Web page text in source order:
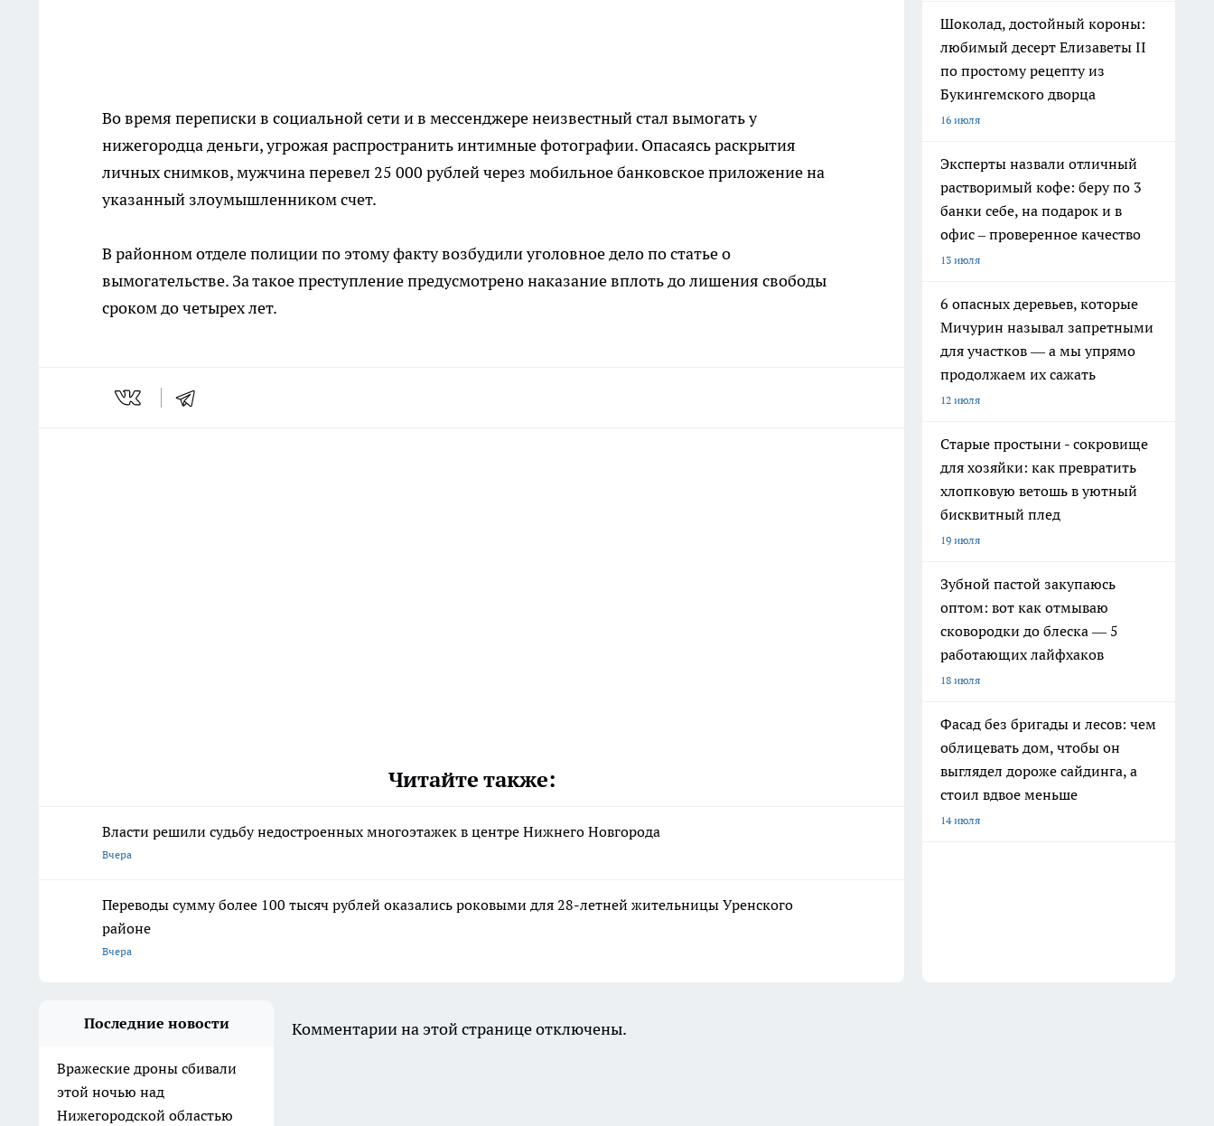
Во время переписки в социальной сети и в мессенджере неизвестный стал вымогать у
нижегородца деньги, угрожая распространить интимные фотографии. Опасаясь раскрытия
личных снимков, мужчина перевел 25 000 рублей через мобильное банковское приложение на
указанный злоумышленником счет.
В районном отделе полиции по этому факту возбудили уголовное дело по статье о
вымогательстве. За такое преступление предусмотрено наказание вплоть до лишения свободы
сроком до четырех лет.
Читайте также:
Власти решили судьбу недостроенных многоэтажек в центре Нижнего Новгорода
Вчера
Переводы сумму более 100 тысяч рублей оказались роковыми для 28-летней жительницы Уренского
районе
Вчера
Шоколад, достойный короны:
любимый десерт Елизаветы II
по простому рецепту из
Букингемского дворца
16 июля
Эксперты назвали отличный
растворимый кофе: беру по 3
банки себе, на подарок и в
офис – проверенное качество
13 июля
6 опасных деревьев, которые
Мичурин называл запретными
для участков — а мы упрямо
продолжаем их сажать
12 июля
Старые простыни - сокровище
для хозяйки: как превратить
хлопковую ветошь в уютный
бисквитный плед
19 июля
Зубной пастой закупаюсь
оптом: вот как отмываю
сковородки до блеска — 5
работающих лайфхаков
18 июля
Фасад без бригады и лесов: чем
облицевать дом, чтобы он
выглядел дороже сайдинга, а
стоил вдвое меньше
14 июля
Последние новости
Вражеские дроны сбивали
этой ночью над
Нижегородской областью
Комментарии на этой странице отключены.